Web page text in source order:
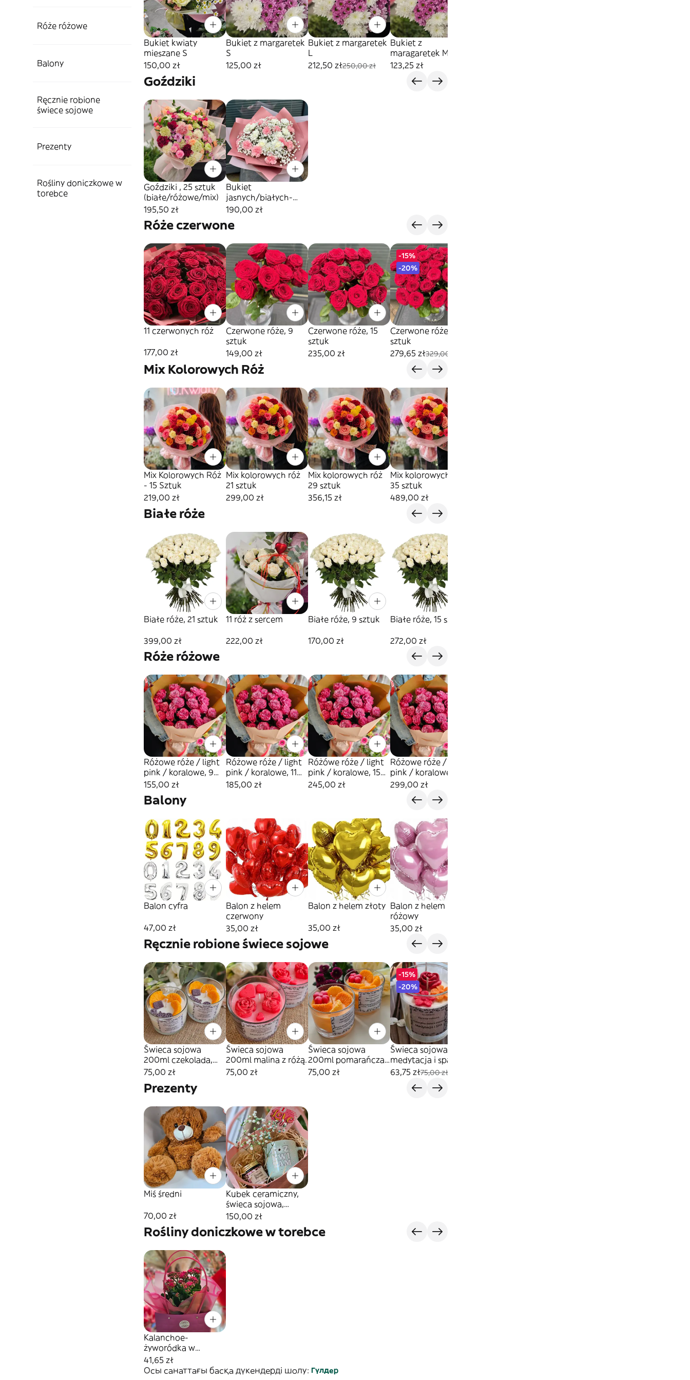
Róże różowe
Balony
Ręcznie robione
świece sojowe
Prezenty
Rośliny doniczkowe w
torebce
Bukiet kwiaty
mieszane S
150,00 zł
Bukiet z margaretek
S
125,00 zł
Bukiet z margaretek
L
212,50 zł250,00 zł
Bukiet z
maragaretek M
123,25 zł
Goździki
Goździki , 25 sztuk
(białe/różowe/mix)
195,50 zł
Bukiet
jasnych/białych-
różowych goździków
190,00 zł
Róże czerwone
11 czerwonych róż
177,00 zł
Czerwone róże, 9
sztuk
149,00 zł
Czerwone róże, 15
sztuk
235,00 zł
-15%
-20%
Czerwone róże, 21
sztuk
279,65 zł329,00 zł
Mix Kolorowych Róż
Mix Kolorowych Róż
- 15 Sztuk
219,00 zł
Mix kolorowych róż
21 sztuk
299,00 zł
Mix kolorowych róż
29 sztuk
356,15 zł
Mix kolorowych róż
35 sztuk
489,00 zł
Białe róże
Białe róże, 21 sztuk
399,00 zł
11 róż z sercem
222,00 zł
Białe róże, 9 sztuk
170,00 zł
Białe róże, 15 sztuk
272,00 zł
Róże różowe
Różowe róże / light
pink / koralowe, 9
sztuk
155,00 zł
Różowe róże / light
pink / koralowe, 11
sztuk
185,00 zł
Różówe róże / light
pink / koralowe, 15
sztuk
245,00 zł
Różowe róże / light
pink / koralowe, 19
sztuk
299,00 zł
Balony
Balon cyfra
47,00 zł
Balon z helem
czerwony
35,00 zł
Balon z helem złoty
35,00 zł
Balon z helem
różowy
35,00 zł
Ręcznie robione świece sojowe
Świeca sojowa
200ml czekolada,
pomarańcza,
75,00 zł
Świeca sojowa
200ml malina z różą.
75,00 zł
Świeca sojowa
200ml pomarańcza
róża
75,00 zł
-15%
-20%
Świeca sojowa
medytacja i spa
250ml
63,75 zł75,00 zł
Prezenty
Miś średni
70,00 zł
Kubek ceramiczny,
świeca sojowa,
bilecik w torebce
150,00 zł
Rośliny doniczkowe w torebce
Kalanchoe-
żyworódka w
torebce
41,65 zł
Осы санаттағы басқа дүкендерді шолу: Гүлдер